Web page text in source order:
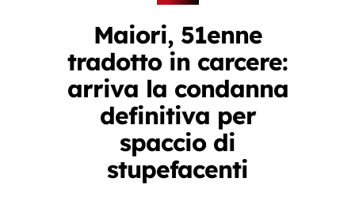
Maiori, 51enne
tradotto in carcere:
arriva la condanna
definitiva per
spaccio di
stupefacenti